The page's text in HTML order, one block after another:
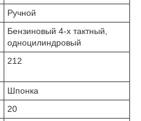
Ручной
Бензиновый 4-х тактный,
одноцилиндровый
212
Шпонка
20